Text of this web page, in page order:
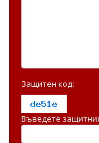
Защитен код:
Въведете